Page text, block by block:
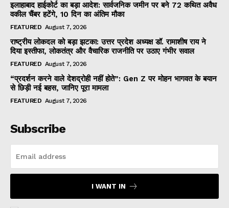
इलाहाबाद हाईकोर्ट का बड़ा आदेश: सार्वजनिक जमीन पर बने 72 कथित अवैध
वकील चैंबर हटेंगे, 10 दिन का अंतिम मौका
FEATURED August 7, 2026
राष्ट्रीय लोकदल को बड़ा झटका: उत्तर प्रदेश अध्यक्ष डॉ. रामाशीष राय ने
दिया इस्तीफा, लोकतंत्र और वैचारिक राजनीति पर उठाए गंभीर सवाल
FEATURED August 7, 2026
“प्रदर्शन करने वाले देशद्रोही नहीं होते”: Gen Z पर मोहन भागवत के बयान
से छिड़ी नई बहस, जानिए पूरा मामला
FEATURED August 7, 2026
Subscribe
I WANT IN